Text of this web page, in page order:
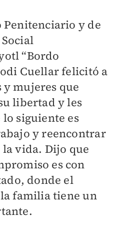
Penitenciario y de
“Bordo
Cuellar felicitó a
mujeres que
libertad y les
siguiente es
y reencontrar
vida. Dijo que
es con
donde el
familia tiene un